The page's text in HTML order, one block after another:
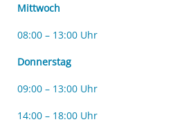
Mittwoch
08:00 – 13:00 Uhr
Donnerstag
09:00 – 13:00 Uhr
14:00 – 18:00 Uhr